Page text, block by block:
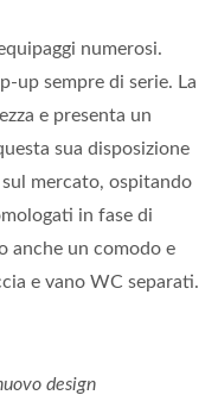
numerosi.
up sempre di serie. La
e presenta un
sua disposizione
mercato, ospitando
in fase di
anche un comodo e
e vano WC separati.
design